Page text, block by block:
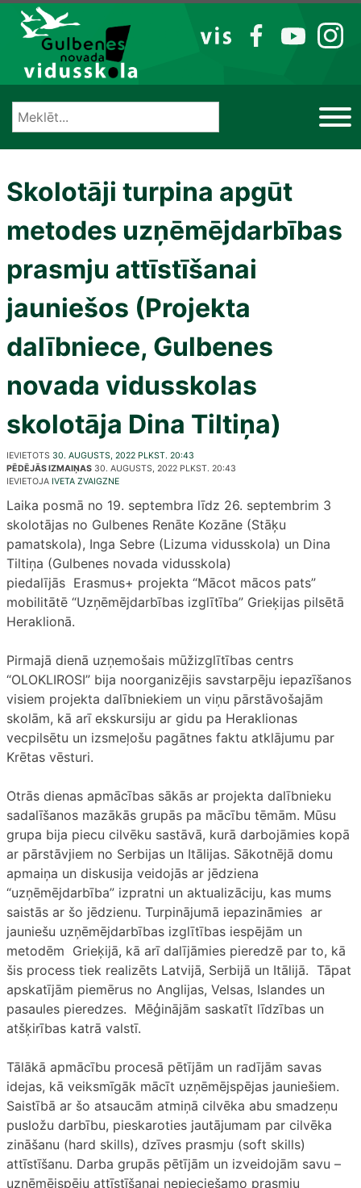
Izlaist
VIS
FB YT IG
Skolotāji turpina apgūt
metodes uzņēmējdarbības
prasmju attīstīšanai
jauniešos (Projekta
dalībniece, Gulbenes
novada vidusskolas
skolotāja Dina Tiltiņa)
IEVIETOTS 30. AUGUSTS, 2022 PLKST. 20:43
PĒDĒJĀS IZMAIŅAS 30. AUGUSTS, 2022 PLKST. 20:43
IEVIETOJA IVETA ZVAIGZNE
Laika posmā no 19. septembra līdz 26. septembrim 3
skolotājas no Gulbenes Renāte Kozāne (Stāķu
pamatskola), Inga Sebre (Lizuma vidusskola) un Dina
Tiltiņa (Gulbenes novada vidusskola)
piedalījās Erasmus+ projekta “Mācot mācos pats”
mobilitātē “Uzņēmējdarbības izglītība” Grieķijas pilsētā
Heraklionā.
Pirmajā dienā uzņemošais mūžizglītības centrs
“OLOKLIROSI” bija noorganizējis savstarpēju iepazīšanos
visiem projekta dalībniekiem un viņu pārstāvošajām
skolām, kā arī ekskursiju ar gidu pa Heraklionas
vecpilsētu un izsmeļošu pagātnes faktu atklājumu par
Krētas vēsturi.
Otrās dienas apmācības sākās ar projekta dalībnieku
sadalīšanos mazākās grupās pa mācību tēmām. Mūsu
grupa bija piecu cilvēku sastāvā, kurā darbojāmies kopā
ar pārstāvjiem no Serbijas un Itālijas. Sākotnējā domu
apmaiņa un diskusija veidojās ar jēdziena
“uzņēmējdarbība” izpratni un aktualizāciju, kas mums
saistās ar šo jēdzienu. Turpinājumā iepazināmies ar
jauniešu uzņēmējdarbības izglītības iespējām un
metodēm Grieķijā, kā arī dalījāmies pieredzē par to, kā
šis process tiek realizēts Latvijā, Serbijā un Itālijā. Tāpat
apskatījām piemērus no Anglijas, Velsas, Islandes un
pasaules pieredzes. Mēģinājām saskatīt līdzības un
atšķirības katrā valstī.
Tālākā apmācību procesā pētījām un radījām savas
idejas, kā veiksmīgāk mācīt uzņēmējspējas jauniešiem.
Saistībā ar šo atsaucām atmiņā cilvēka abu smadzeņu
pusložu darbību, pieskaroties jautājumam par cilvēka
zināšanu (hard skills), dzīves prasmju (soft skills)
attīstīšanu. Darba grupās pētījām un izveidojām savu –
uzņēmējspēju attīstīšanai nepieciešamo prasmju